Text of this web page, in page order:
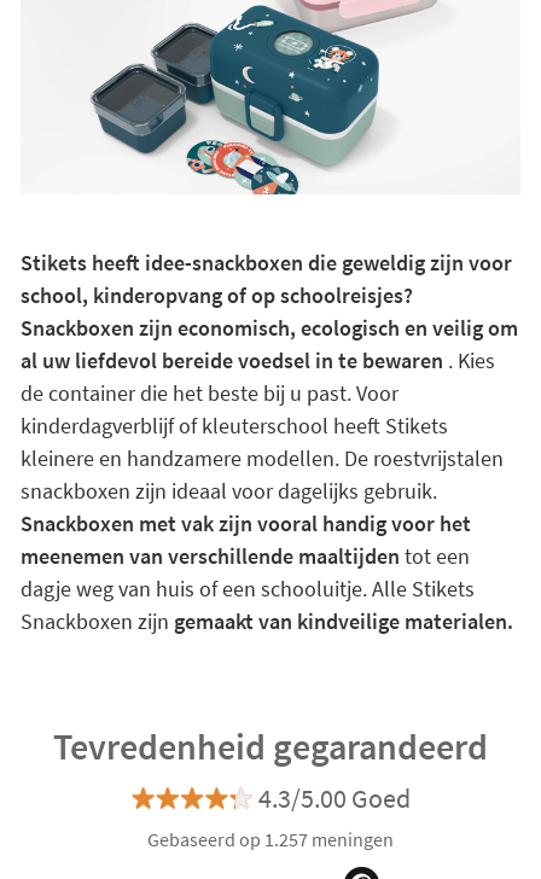
Stikets heeft idee-snackboxen die geweldig zijn voor
school, kinderopvang of op schoolreisjes?
Snackboxen zijn economisch, ecologisch en veilig om
al uw liefdevol bereide voedsel in te bewaren . Kies
de container die het beste bij u past. Voor
kinderdagverblijf of kleuterschool heeft Stikets
kleinere en handzamere modellen. De roestvrijstalen
snackboxen zijn ideaal voor dagelijks gebruik.
Snackboxen met vak zijn vooral handig voor het
meenemen van verschillende maaltijden tot een
dagje weg van huis of een schooluitje. Alle Stikets
Snackboxen zijn gemaakt van kindveilige materialen.
Tevredenheid gegarandeerd
4.3/5.00 Goed
Gebaseerd op 1.257 meningen